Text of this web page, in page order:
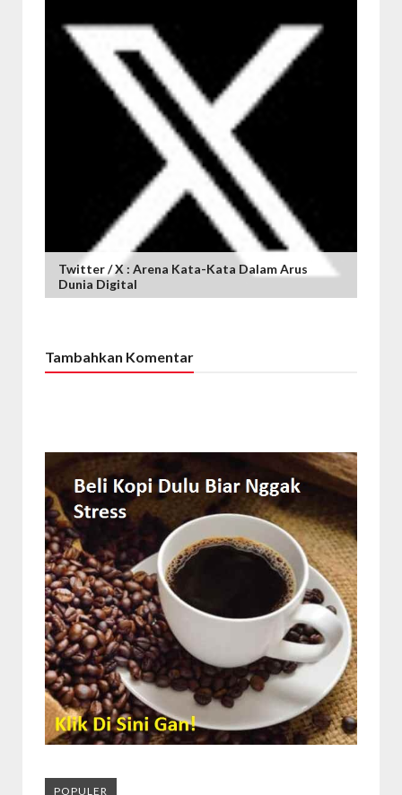
Twitter / X : Arena Kata-Kata Dalam Arus
Dunia Digital
Tambahkan Komentar
POPULER